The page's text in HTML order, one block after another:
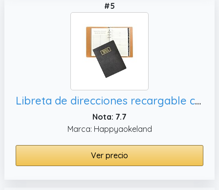
#5
Libreta de direcciones recargable con pestañas alfabéticas, personas
Nota: 7.7
Marca: Happyaokeland
Ver precio